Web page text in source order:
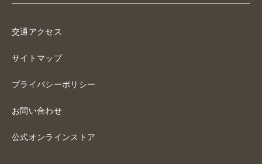
交通アクセス
サイトマップ
プライバシーポリシー
お問い合わせ
公式オンラインストア